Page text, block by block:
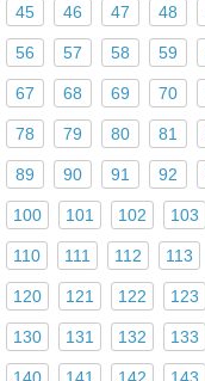
45 46 47 48
56 57 58 59
67 68 69 70
78 79 80 81
89 90 91 92
100 101 102 103
110 111 112 113
120 121 122 123
130 131 132 133